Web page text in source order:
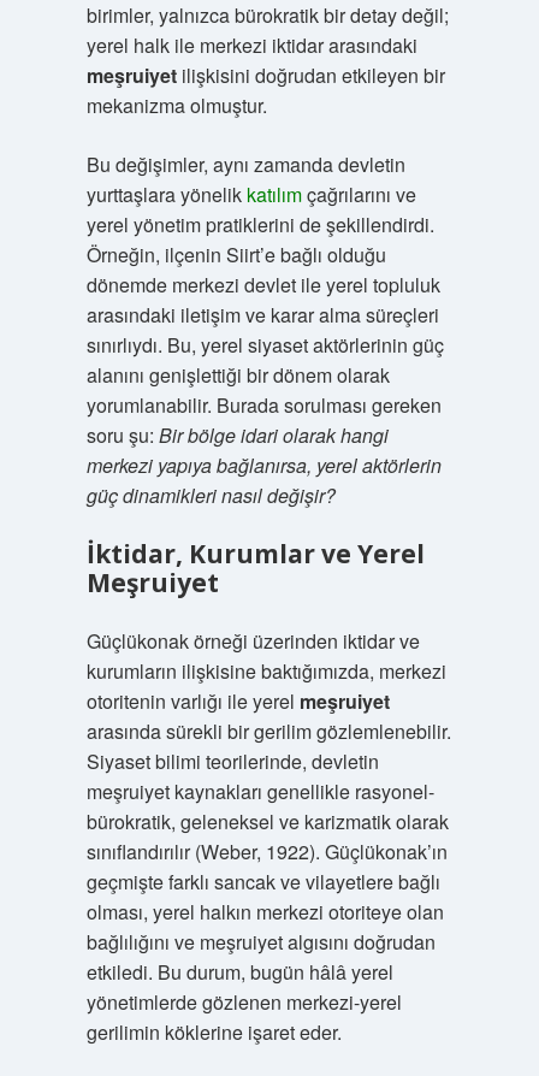
birimler, yalnızca bürokratik bir detay değil;
yerel halk ile merkezi iktidar arasındaki
meşruiyetilişkisini doğrudan etkileyen bir
mekanizma olmuştur.
Bu değişimler, aynı zamanda devletin
yurttaşlara yönelik katılımçağrılarını ve
yerel yönetim pratiklerini de şekillendirdi.
Örneğin, ilçenin Siirt’e bağlı olduğu
dönemde merkezi devlet ile yerel topluluk
arasındaki iletişim ve karar alma süreçleri
sınırlıydı. Bu, yerel siyaset aktörlerinin güç
alanını genişlettiği bir dönem olarak
yorumlanabilir. Burada sorulması gereken
soru şu: Bir bölge idari olarak hangi
merkezi yapıya bağlanırsa, yerel aktörlerin
güç dinamikleri nasıl değişir?
İktidar, Kurumlar ve Yerel
Meşruiyet
Güçlükonak örneği üzerinden iktidar ve
kurumların ilişkisine baktığımızda, merkezi
otoritenin varlığı ile yerel meşruiyet
arasında sürekli bir gerilim gözlemlenebilir.
Siyaset bilimi teorilerinde, devletin
meşruiyet kaynakları genellikle rasyonel-
bürokratik, geleneksel ve karizmatik olarak
sınıflandırılır (Weber, 1922). Güçlükonak’ın
geçmişte farklı sancak ve vilayetlere bağlı
olması, yerel halkın merkezi otoriteye olan
bağlılığını ve meşruiyet algısını doğrudan
etkiledi. Bu durum, bugün hâlâ yerel
yönetimlerde gözlenen merkezi-yerel
gerilimin köklerine işaret eder.